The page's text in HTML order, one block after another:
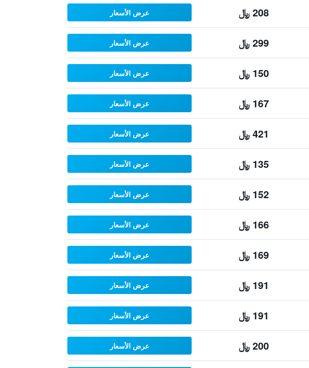
208 ﷼ عرض الأسعار
299 ﷼ عرض الأسعار
150 ﷼ عرض الأسعار
167 ﷼ عرض الأسعار
421 ﷼ عرض الأسعار
135 ﷼ عرض الأسعار
152 ﷼ عرض الأسعار
166 ﷼ عرض الأسعار
169 ﷼ عرض الأسعار
191 ﷼ عرض الأسعار
191 ﷼ عرض الأسعار
200 ﷼ عرض الأسعار